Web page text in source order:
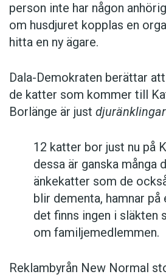
person inte har någon
om husdjuret kopplas en
hitta en ny ägare.
Dala-Demokraten berättar
de katter som kommer till
Borlänge är just djuränklingar
12 katter bor just nu på
dessa är ganska många
änkekatter som de
blir dementa, hamnar
det finns ingen i släkten
om familjemedlemmen.
Reklambyrån New Normal